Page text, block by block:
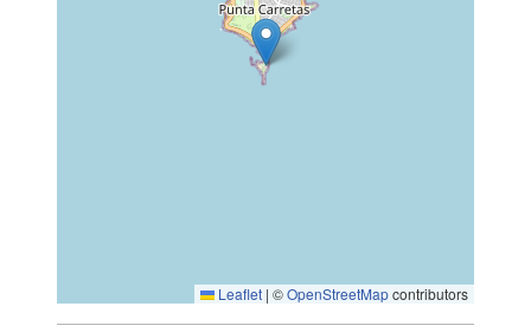
Leaflet | ©OpenStreetMapcontributors